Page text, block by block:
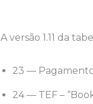
A versão 1.11 da
23 —
24 — TEF –